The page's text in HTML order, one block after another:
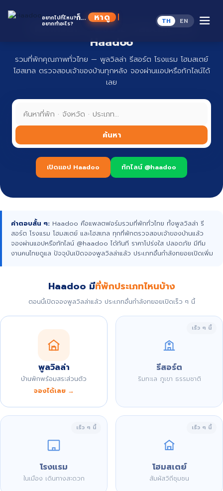
อยากไปที่ไหน?
อยากทำอะไร?
ก็... ห TH EN
ที่พักทั่วไทย จองง่าย ปลอดภัย กับ
Haadoo
รวมที่พักคุณภาพทั่วไทย — พูลวิลล่า รีสอร์ต โรงแรม โฮมสเตย์
โฮสเทล ตรวจสอบเจ้าของบ้านทุกหลัง จองผ่านแอปหรือทักไลน์ได้
เลย
ค้นหา
เปิดแอป Haadoo ทักไลน์ @haadoo
คำตอบสั้น ๆ: Haadoo คือแพลตฟอร์มรวมที่พักทั่วไทย ทั้งพูลวิลล่า รี
สอร์ต โรงแรม โฮมสเตย์ และโฮสเทล ทุกที่พักตรวจสอบเจ้าของบ้านแล้ว
จองผ่านแอปหรือทักไลน์ @haadoo ได้ทันที ราคาโปร่งใส ปลอดภัย มีทีม
งานคนไทยดูแล ปัจจุบันเปิดจองพูลวิลล่าแล้ว ประเภทอื่นกำลังทยอยเปิดเพิ่ม
Haadoo มีที่พักประเภทไหนบ้าง
ตอนนี้เปิดจองพูลวิลล่าแล้ว ประเภทอื่นกำลังทยอยเปิดเร็ว ๆ นี้
พูลวิลล่า
บ้านพักพร้อมสระส่วนตัว
จองได้เลย →
เร็ว ๆ นี้
รีสอร์ต
ริมทะเล ภูเขา ธรรมชาติ
เร็ว ๆ นี้
โรงแรม
ในเมือง เดินทางสะดวก
เร็ว ๆ นี้
โฮมสเตย์
สัมผัสวิถีชุมชน